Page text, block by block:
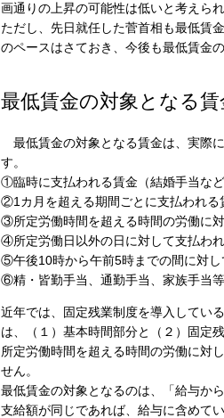
画通りの上昇の可能性は低いと考えられ
ただし、先日就任した菅首相も最低賃
のペースはさておき、今後も最低賃金
最低賃金の対象となる賃
最低賃金の対象となる賃金は、実際
す。
①臨時に支払われる賃金（結婚手当など
②1カ月を超える期間ごとに支払われる
③所定労働時間を超える時間の労働に
④所定労働日以外の日に対して支払わ
⑤午後10時から午前5時までの間に対し
⑥精・皆勤手当、通勤手当、家族手当等
近年では、固定残業制度を導入してい
は、（１）基本時間部分と（２）固定
所定労働時間を超える時間の労働に対
せん。
最低賃金の対象となるのは、「給与か
支給額が同じであれば、給与に含めて